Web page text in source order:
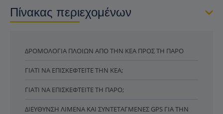
Πίνακας περιεχομένων
ΔΡΟΜΟΛΌΓΙΑ ΠΛΟΊΩΝ ΑΠΌ ΤΗΝ ΚΈΑ ΠΡΟΣ ΤΗ ΠΆΡΟ
ΓΙΑΤΊ ΝΑ ΕΠΙΣΚΕΦΤΕΊΤΕ ΤΗΝ ΚΈΑ;
ΓΙΑΤΊ ΝΑ ΕΠΙΣΚΕΦΤΕΊΤΕ ΤΗ ΠΆΡΟ;
ΔΙΕΎΘΥΝΣΗ ΛΙΜΈΝΑ ΚΑΙ ΣΥΝΤΕΤΑΓΜΈΝΕΣ GPS ΓΙΑ ΤΗΝ